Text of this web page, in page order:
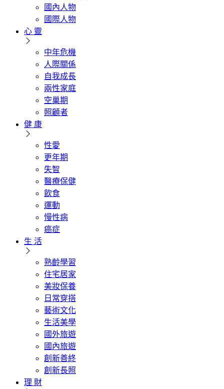
國內人物
國際人物
心 靈
中年危機
人際關係
自我成長
兩性家庭
空巢期
照顧者
健 康
性愛
更年期
失智
醫療保健
飲食
運動
慢性病
癌症
生 活
熟齡學習
住宅居家
美妝保養
日常穿搭
藝術文化
生活美學
國外旅遊
國內旅遊
創新善終
創新長照
理 財